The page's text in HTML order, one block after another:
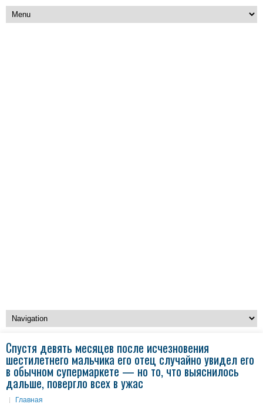
Спустя девять месяцев после исчезновения
шестилетнего мальчика его отец случайно увидел его
в обычном супермаркете — но то, что выяснилось
дальше, повергло всех в ужас
Главная